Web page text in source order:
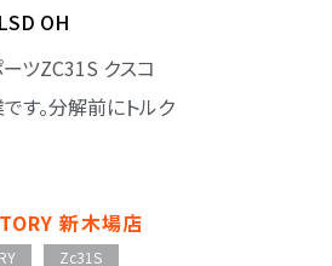
OH
ツZC31S クスコ
す。分解前にトルク
新木場店
Zc31S